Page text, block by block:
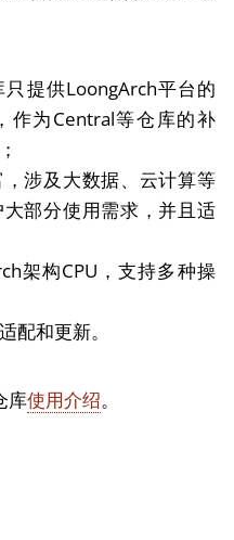
提供LoongArch平台的
作为Central等仓库的补
涉及大数据、云计算等
部分使用需求，并且适
架构CPU，支持多种操
配和更新。
库使用介绍。